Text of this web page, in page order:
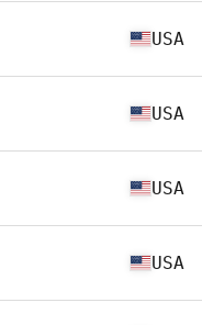
USA
USA
USA
USA